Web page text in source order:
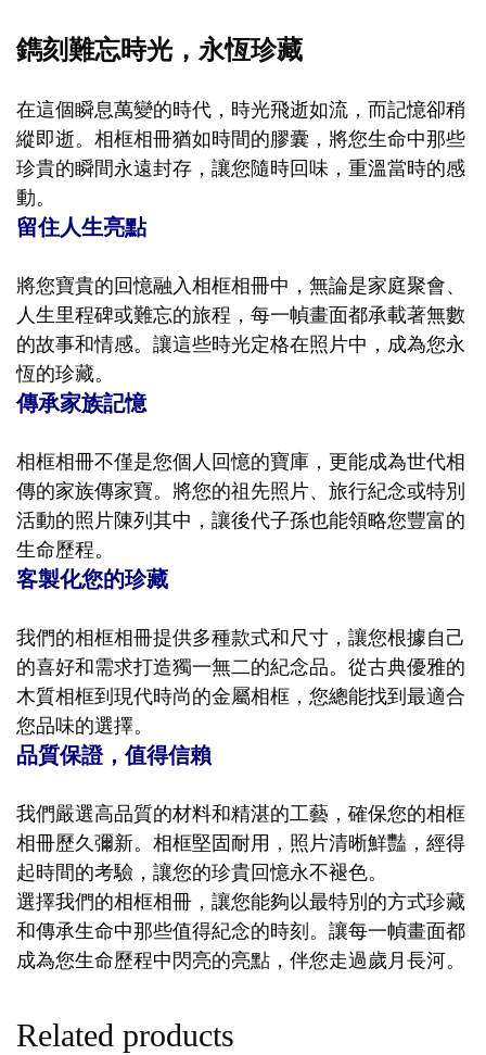
鐫刻難忘時光，永恆珍藏
在這個瞬息萬變的時代，時光飛逝如流，而記憶卻稍
縱即逝。相框相冊猶如時間的膠囊，將您生命中那些
珍貴的瞬間永遠封存，讓您隨時回味，重溫當時的感
動。
留住人生亮點
將您寶貴的回憶融入相框相冊中，無論是家庭聚會、
人生里程碑或難忘的旅程，每一幀畫面都承載著無數
的故事和情感。讓這些時光定格在照片中，成為您永
恆的珍藏。
傳承家族記憶
相框相冊不僅是您個人回憶的寶庫，更能成為世代相
傳的家族傳家寶。將您的祖先照片、旅行紀念或特別
活動的照片陳列其中，讓後代子孫也能領略您豐富的
生命歷程。
客製化您的珍藏
我們的相框相冊提供多種款式和尺寸，讓您根據自己
的喜好和需求打造獨一無二的紀念品。從古典優雅的
木質相框到現代時尚的金屬相框，您總能找到最適合
您品味的選擇。
品質保證，值得信賴
我們嚴選高品質的材料和精湛的工藝，確保您的相框
相冊歷久彌新。相框堅固耐用，照片清晰鮮豔，經得
起時間的考驗，讓您的珍貴回憶永不褪色。
選擇我們的相框相冊，讓您能夠以最特別的方式珍藏
和傳承生命中那些值得紀念的時刻。讓每一幀畫面都
成為您生命歷程中閃亮的亮點，伴您走過歲月長河。
Related products